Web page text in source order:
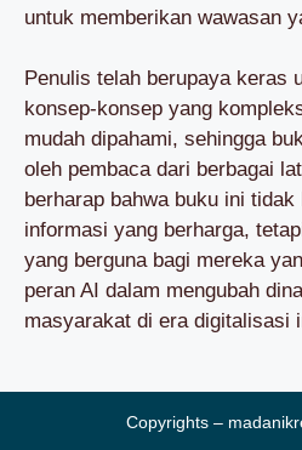
untuk memberikan wawasan
Penulis telah berupaya keras
konsep-konsep yang
mudah dipahami, sehingga
oleh pembaca dari berbagai
berharap bahwa buku ini
informasi yang berharga,
yang berguna bagi mereka
peran AI dalam mengubah
masyarakat di era digitalisasi
Copyrights –